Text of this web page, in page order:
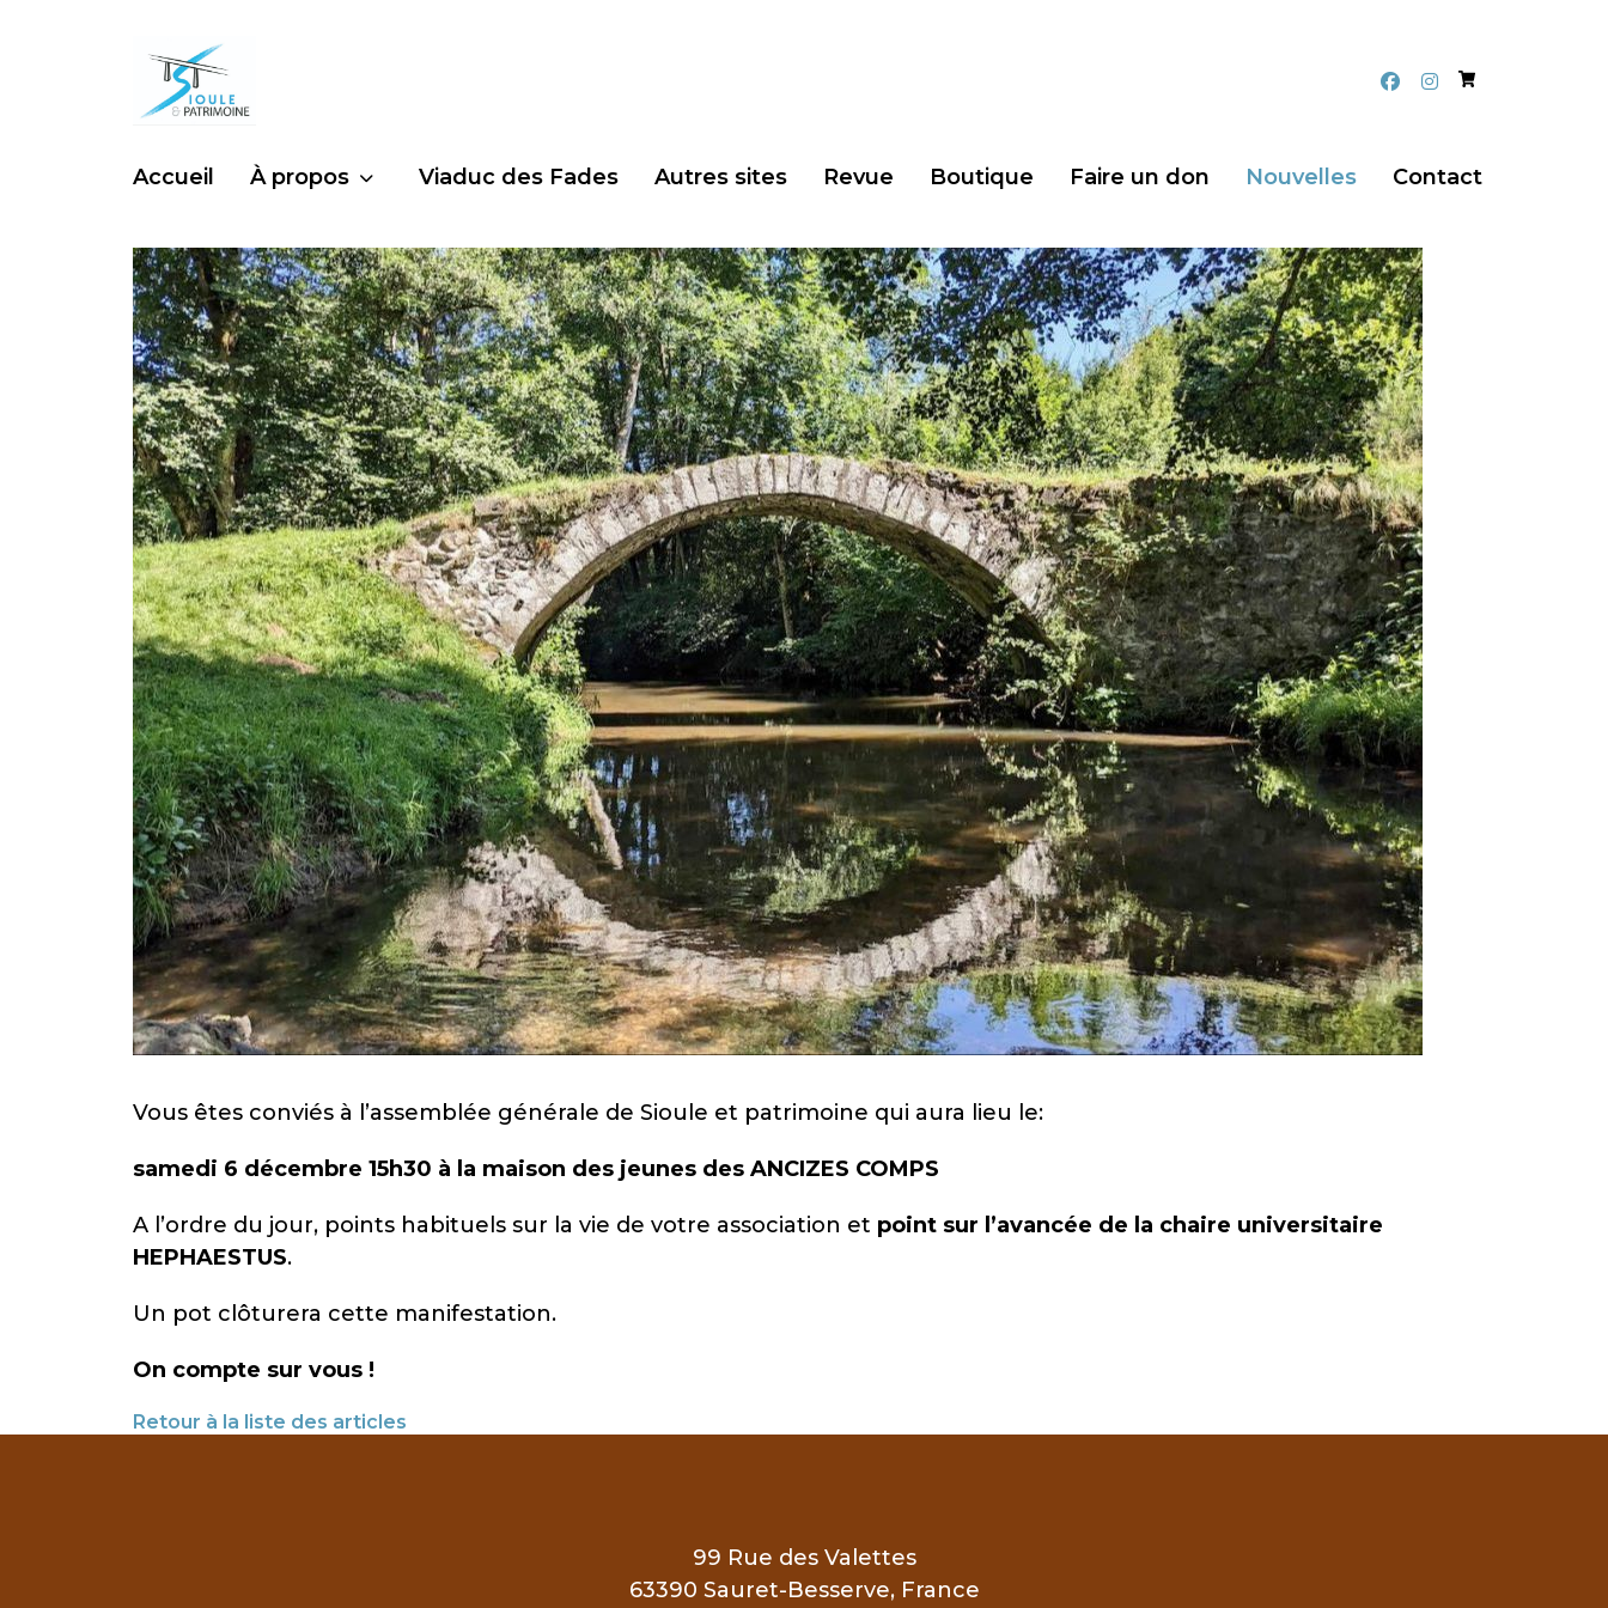
facebookinstagram
Panier
Accueil À propos Viaduc des Fades Autres sites Revue Boutique Faire un don Nouvelles Contact
Vous êtes conviés à l’assemblée générale de Sioule et patrimoine qui aura lieu le:
samedi 6 décembre 15h30 à la maison des jeunes des ANCIZES COMPS
A l’ordre du jour, points habituels sur la vie de votre association et point sur l’avancée de la chaire universitaire
HEPHAESTUS.
Un pot clôturera cette manifestation.
On compte sur vous !
Retour à la liste des articles
99 Rue des Valettes
63390 Sauret-Besserve, France